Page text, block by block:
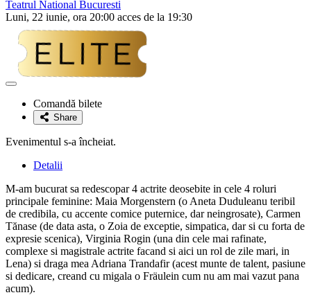
Teatrul National Bucuresti
Luni, 22 iunie, ora 20:00 acces de la 19:30
Adaugă
favoriteComandă bilete
Share
Evenimentul s-a încheiat.
Detalii
M-am bucurat sa redescopar 4 actrite deosebite in cele 4 roluri
principale feminine: Maia Morgenstern (o Aneta Duduleanu teribil
de credibila, cu accente comice puternice, dar neingrosate), Carmen
Tănase (de data asta, o Zoia de exceptie, simpatica, dar si cu forta de
expresie scenica), Virginia Rogin (una din cele mai rafinate,
complexe si magistrale actrite facand si aici un rol de zile mari, in
Lena) si draga mea Adriana Trandafir (acest munte de talent, pasiune
si dedicare, creand cu migala o Fräulein cum nu am mai vazut pana
acum).